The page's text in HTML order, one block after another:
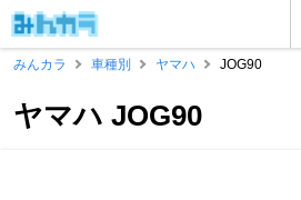
みんカラ
車種別 ヤマハ JOG90
ヤマハ JOG90